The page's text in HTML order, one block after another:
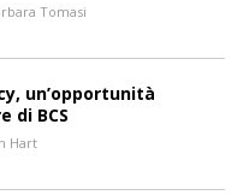
Tomasi
un’opportunità
di BCS
Hart